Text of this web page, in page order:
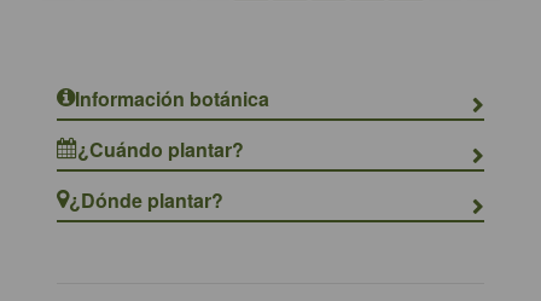
Información botánica
¿Cuándo plantar?
¿Dónde plantar?